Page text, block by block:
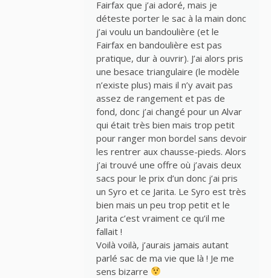
Fairfax que j’ai adoré, mais je
déteste porter le sac à la main donc
j’ai voulu un bandoulière (et le
Fairfax en bandoulière est pas
pratique, dur à ouvrir). J’ai alors pris
une besace triangulaire (le modèle
n’existe plus) mais il n’y avait pas
assez de rangement et pas de
fond, donc j’ai changé pour un Alvar
qui était très bien mais trop petit
pour ranger mon bordel sans devoir
les rentrer aux chausse-pieds. Alors
j’ai trouvé une offre où j’avais deux
sacs pour le prix d’un donc j’ai pris
un Syro et ce Jarita. Le Syro est très
bien mais un peu trop petit et le
Jarita c’est vraiment ce qu’il me
fallait !
Voilà voilà, j’aurais jamais autant
parlé sac de ma vie que là ! Je me
sens bizarre